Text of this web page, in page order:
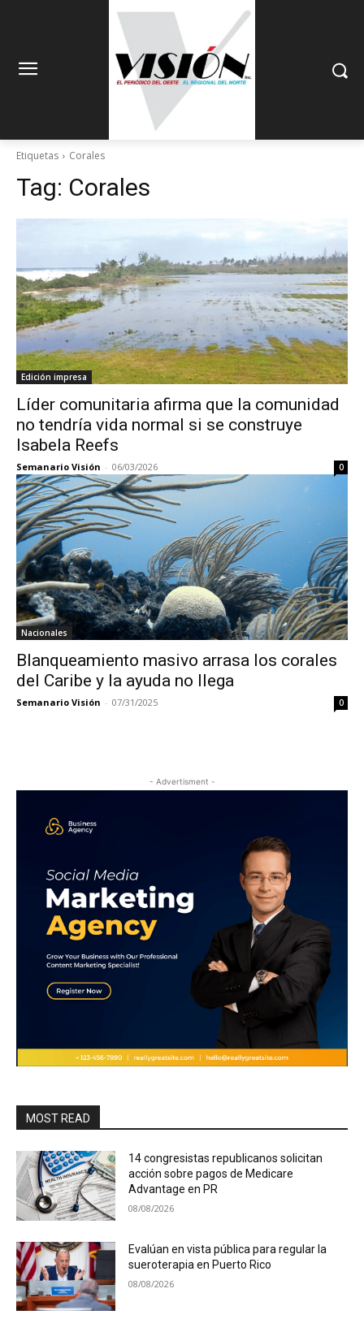
Etiquetas Corales
Tag: Corales
Edición impresa
Líder comunitaria afirma que la comunidad
no tendría vida normal si se construye
Isabela Reefs
Semanario Visión - 06/03/2026 0
Nacionales
Blanqueamiento masivo arrasa los corales
del Caribe y la ayuda no llega
Semanario Visión - 07/31/2025 0
- Advertisment -
MOST READ
14 congresistas republicanos solicitan
acción sobre pagos de Medicare
Advantage en PR
08/08/2026
Evalúan en vista pública para regular la
sueroterapia en Puerto Rico
08/08/2026